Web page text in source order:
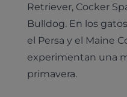
Retriever, Cocker
Bulldog. En los
el Persa y el Maine
experimentan una
primavera.